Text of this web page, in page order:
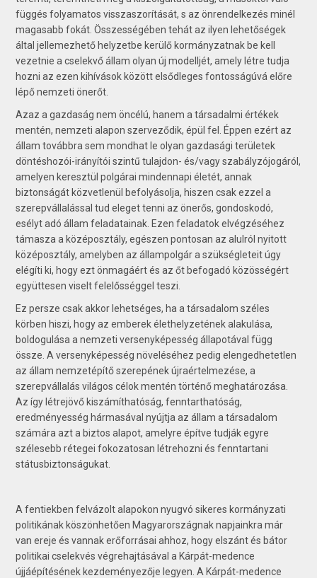
függés folyamatos visszaszorítását, s az önrendelkezés minél
magasabb fokát. Összességében tehát az ilyen lehetőségek
által jellemezhető helyzetbe kerülő kormányzatnak be kell
vezetnie a cselekvő állam olyan új modelljét, amely létre tudja
hozni az ezen kihívások között elsődleges fontosságúvá előre
lépő nemzeti önerőt.
Azaz a gazdaság nem öncélú, hanem a társadalmi értékek
mentén, nemzeti alapon szerveződik, épül fel. Éppen ezért az
állam továbbra sem mondhat le olyan gazdasági területek
döntéshozói-irányítói szintű tulajdon- és/vagy szabályzójogáról,
amelyen keresztül polgárai mindennapi életét, annak
biztonságát közvetlenül befolyásolja, hiszen csak ezzel a
szerepvállalással tud eleget tenni az önerős, gondoskodó,
esélyt adó állam feladatainak. Ezen feladatok elvégzéséhez
támasza a középosztály, egészen pontosan az alulról nyitott
középosztály, amelyben az állampolgár a szükségle­teit úgy
elégíti ki, hogy ezt önmagáért és az őt befogadó közösségért
együttesen viselt felelősséggel teszi.
Ez persze csak akkor lehetséges, ha a társadalom széles
körben hiszi, hogy az emberek élethelyzetének alakulása,
boldogulása a nemzeti versenyképesség állapotával függ
össze. A versenyképesség növeléséhez pedig elengedhetetlen
az állam nemzetépítő szerepének újraértelmezése, a
szerepvállalás világos célok mentén történő meghatározása.
Az így létrejövő kiszámíthatóság, fenntarthatóság,
eredményesség hármasával nyújtja az állam a társadalom
számára azt a biztos alapot, amelyre építve tudják egyre
szélesebb rétegei fokozatosan létrehozni és fenntartani
státusbiztonságukat.
A fentiekben felvázolt alapokon nyugvó sikeres kormányzati
politikának köszönhetően Magyarországnak napjainkra már
van ereje és vannak erőforrásai ahhoz, hogy elszánt és bátor
politikai cselekvés végrehajtásával a Kárpát-medence
újjáépítésének kezdeményezője legyen. A Kárpát-medence